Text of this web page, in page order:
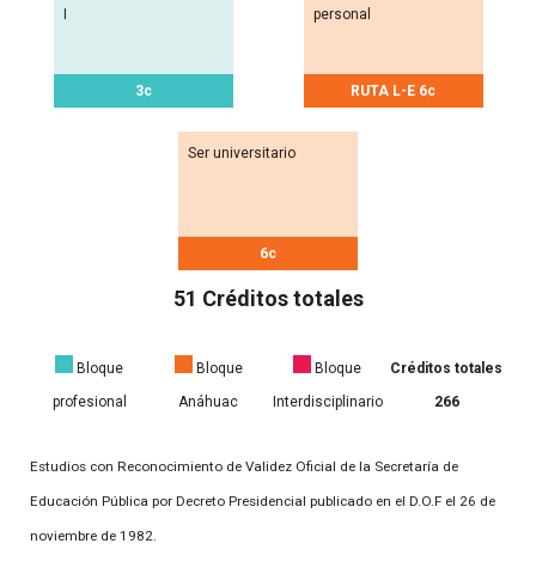
3c
personal
RUTA L-E 6c
Ser universitario
6c
51 Créditos totales
Bloque
profesional
Bloque
Anáhuac
Bloque
Interdisciplinario
Créditos totales
266
Estudios con Reconocimiento de Validez Oficial de la Secretaría de
Educación Pública por Decreto Presidencial publicado en el D.O.F el 26 de
noviembre de 1982.